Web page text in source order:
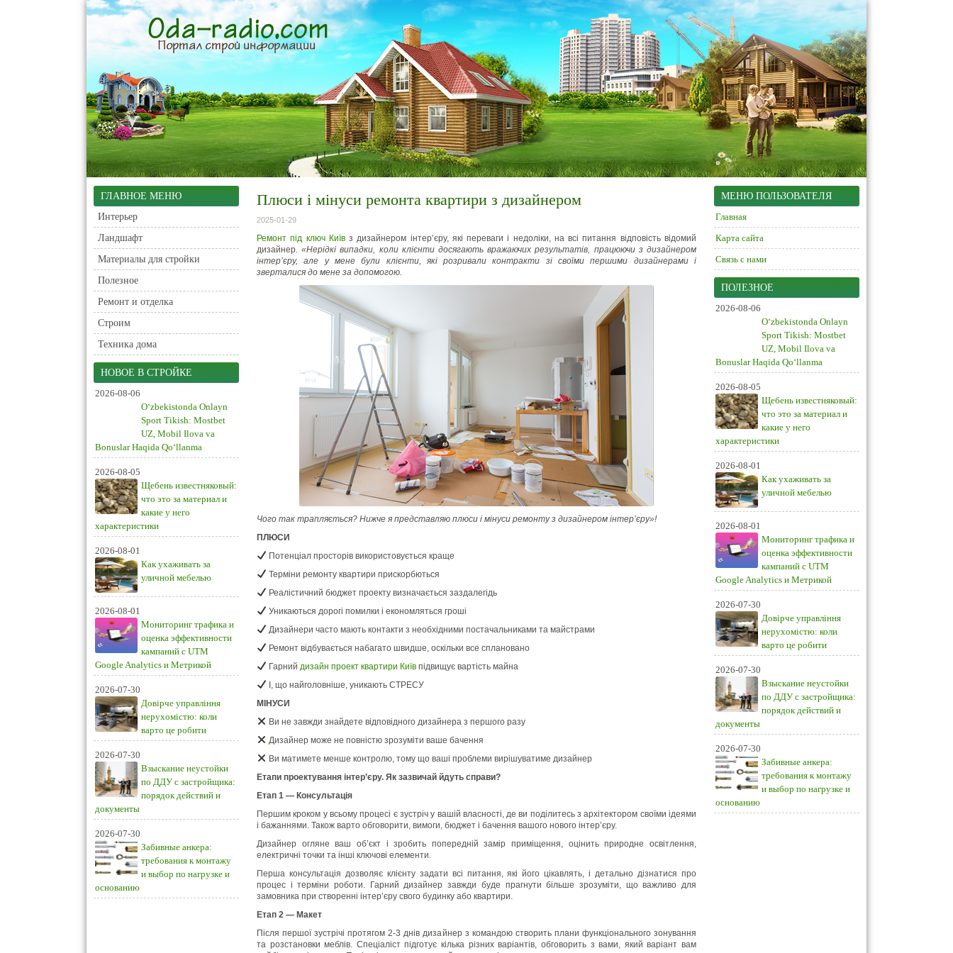
ГЛАВНОЕ МЕНЮ
Интерьер
Ландшафт
Материалы для стройки
Полезное
Ремонт и отделка
Строим
Техника дома
НОВОЕ В СТРОЙКЕ
2026-08-06
O‘zbekistonda Onlayn
Sport Tikish: Mostbet
UZ, Mobil Ilova va
Bonuslar Haqida Qo‘llanma
2026-08-05
Щебень известняковый:
что это за материал и
какие у него
характеристики
2026-08-01
Как ухаживать за
уличной мебелью
2026-08-01
Мониторинг трафика и
оценка эффективности
кампаний с UTM
Google Analytics и Метрикой
2026-07-30
Довірче управління
нерухомістю: коли
варто це робити
2026-07-30
Взыскание неустойки
по ДДУ с застройщика:
порядок действий и
документы
2026-07-30
Забивные анкера:
требования к монтажу
и выбор по нагрузке и
основанию
Плюси і мінуси ремонта квартири з дизайнером
2025-01-29
Ремонт під ключ Київз дизайнером інтер’єру, які переваги і недоліки, на всі питання відповість відомий
дизайнер.«Нерідкі випадки, коли клієнти досягають вражаючих результатів, працюючи з дизайнером
інтер’єру, але у мене були клієнти, які розривали контракти зі своїми першими дизайнерами і
зверталися до мене за допомогою.
Чого так трапляється? Нижче я представляю плюси і мінуси ремонту з дизайнером інтер’єру»!
ПЛЮСИ
Потенціал просторів використовується краще
Терміни ремонту квартири прискорбються
Реалістичний бюджет проекту визначається заздалегідь
Уникаються дорогі помилки і економляться гроші
Дизайнери часто мають контакти з необхідними постачальниками та майстрами
Ремонт відбувається набагато швидше, оскільки все сплановано
Гарний дизайн проект квартири Київпідвищує вартість майна
І, що найголовніше, уникають СТРЕСУ
МІНУСИ
Ви не завжди знайдете відповідного дизайнера з першого разу
Дизайнер може не повністю зрозуміти ваше бачення
Ви матимете менше контролю, тому що ваші проблеми вирішуватиме дизайнер
Етапи проектування інтер’єру. Як зазвичай йдуть справи?
Етап 1 — Консультація
Першим кроком у всьому процесі є зустріч у вашій власності, де ви поділитесь з архітектором своїми ідеями
і бажаннями. Також варто обговорити, вимоги, бюджет і бачення вашого нового інтер’єру.
Дизайнер огляне ваш об’єкт і зробить попередній замір приміщення, оцінить природне освітлення,
електричні точки та інші ключові елементи.
Перша консультація дозволяє клієнту задати всі питання, які його цікавлять, і детально дізнатися про
процес і терміни роботи. Гарний дизайнер завжди буде прагнути більше зрозуміти, що важливо для
замовника при створенні інтер’єру свого будинку або квартири.
Етап 2 — Макет
Після першої зустрічі протягом 2-3 днів дизайнер з командою створить плани функціонального зонування
та розстановки меблів. Спеціаліст підготує кілька різних варіантів, обговорить з вами, який варіант вам
МЕНЮ ПОЛЬЗОВАТЕЛЯ
Главная
Карта сайта
Связь с нами
ПОЛЕЗНОЕ
2026-08-06
O‘zbekistonda Onlayn
Sport Tikish: Mostbet
UZ, Mobil Ilova va
Bonuslar Haqida Qo‘llanma
2026-08-05
Щебень известняковый:
что это за материал и
какие у него
характеристики
2026-08-01
Как ухаживать за
уличной мебелью
2026-08-01
Мониторинг трафика и
оценка эффективности
кампаний с UTM
Google Analytics и Метрикой
2026-07-30
Довірче управління
нерухомістю: коли
варто це робити
2026-07-30
Взыскание неустойки
по ДДУ с застройщика:
порядок действий и
документы
2026-07-30
Забивные анкера:
требования к монтажу
и выбор по нагрузке и
основанию